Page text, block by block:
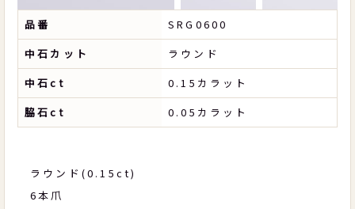
品番
SRG0600
中石カット
ラウンド
中石ct
0.15カラット
脇石ct
0.05カラット
ラウンド(0.15ct)
6本爪